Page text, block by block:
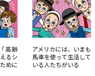
高齢
るシ
めに
アメリカには、いまも
馬車を使って生活して
いる人たちがいる